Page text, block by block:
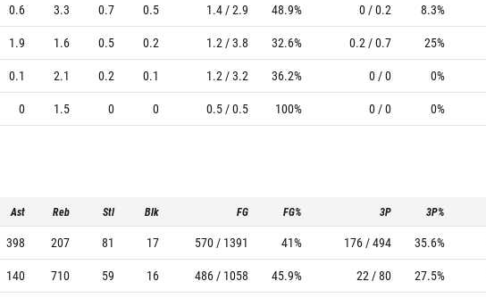
0.6 3.3 0.7 0.5 1.4 / 2.9 48.9% 0 / 0.2 8.3%
1.9 1.6 0.5 0.2 1.2 / 3.8 32.6% 0.2 / 0.7 25%
0.1 2.1 0.2 0.1 1.2 / 3.2 36.2% 0 / 0 0%
0 1.5 0 0 0.5 / 0.5 100% 0 / 0 0%
Ast Reb Stl Blk FG FG% 3P 3P%
398 207 81 17 570 / 1391 41% 176 / 494 35.6%
140 710 59 16 486 / 1058 45.9% 22 / 80 27.5%